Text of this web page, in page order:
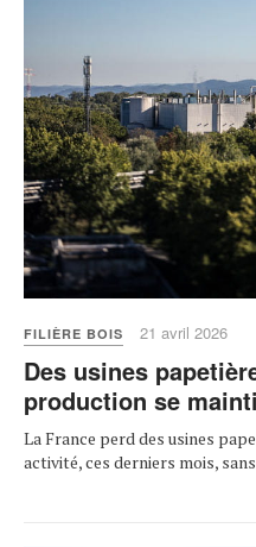
FILIÈRE BOIS 21 avril 2026
Des usines
production se
La France perd des usines
activité, ces derniers mois, sans